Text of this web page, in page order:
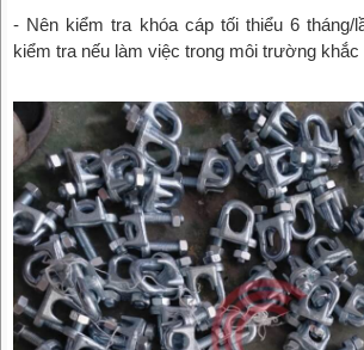
- Nên kiểm tra khóa cáp tối thiểu 6 tháng/
kiểm tra nếu làm việc trong môi trường khắc